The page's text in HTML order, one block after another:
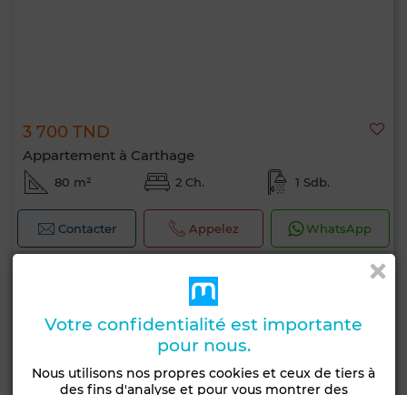
3 700 TND
Appartement à Carthage
80 m² 2 Ch. 1 Sdb.
Contacter Appelez WhatsApp
Votre confidentialité est importante
pour nous.
Nous utilisons nos propres cookies et ceux de tiers à
des fins d'analyse et pour vous montrer des